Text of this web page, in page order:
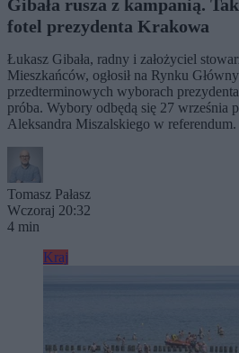
Gibała rusza z kampanią.
fotel prezydenta Krakowa
Łukasz Gibała, radny i założyciel
Mieszkańców, ogłosił na Rynku
przedterminowych wyborach
próba. Wybory odbędą się 27 września
Aleksandra Miszalskiego w referendum.
Tomasz Pałasz
Wczoraj 20:32
4 min
Kraj